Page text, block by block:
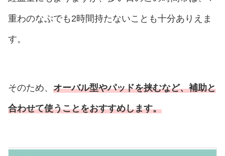
重わのなぷでも2時間持たないことも十分ありえま
す。
そのため、 オーバル型やパッドを挟むなど、補助と
合わせて使うことをおすすめします。